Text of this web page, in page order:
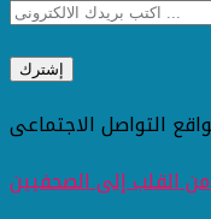
التواصل الاجتماعى
القلب إلى الصحفيين